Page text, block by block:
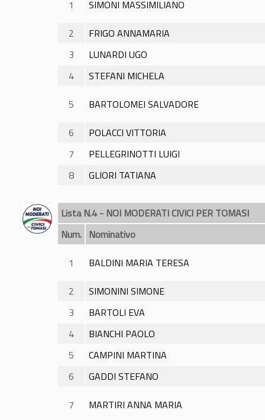
1
SIMONI MASSIMILIANO
2
FRIGO ANNAMARIA
3
LUNARDI UGO
4
STEFANI MICHELA
5
BARTOLOMEI SALVADORE
6
POLACCI VITTORIA
7
PELLEGRINOTTI LUIGI
8
GLIORI TATIANA
Lista N.4 - NOI MODERATI CIVICI PER TOMASI
Num. Nominativo
1
BALDINI MARIA TERESA
2
SIMONINI SIMONE
3
BARTOLI EVA
4
BIANCHI PAOLO
5
CAMPINI MARTINA
6
GADDI STEFANO
7
MARTIRI ANNA MARIA